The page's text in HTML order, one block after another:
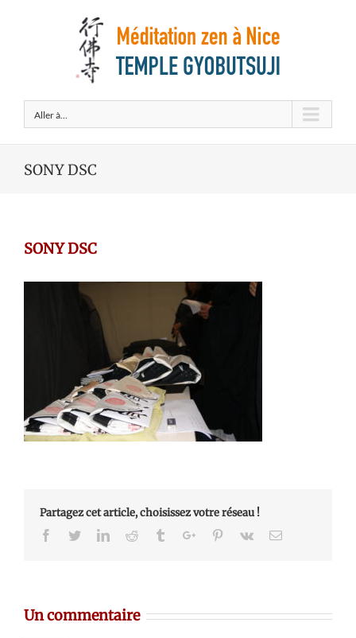
Aller à...
SONY DSC
SONY DSC
Partagez cet article, choisissez votre réseau !
Facebook
TwitterLinkedinReddit TumblrGoogle+Pinterest
Vk Email
Un commentaire